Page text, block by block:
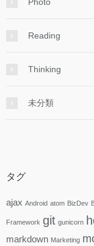
Photo
Reading
Thinking
未分類
タグ
ajax Android atom BizDev
Framework git gunicorn
markdown Marketing